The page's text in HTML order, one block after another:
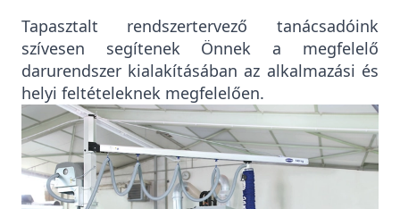
Tapasztalt rendszertervező tanácsadóink
szívesen segítenek Önnek a megfelelő
darurendszer kialakításában az alkalmazási és
helyi feltételeknek megfelelően.